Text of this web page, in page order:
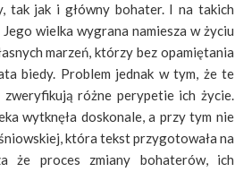
tak jak i główny bohater. I na takich
wielka wygrana namiesza w życiu
marzeń, którzy bez opamiętania
biedy. Problem jednak w tym, że te
różne perypetie ich życie.
wytknęła doskonale, a przy tym nie
która tekst przygotowała na
że proces zmiany bohaterów, ich